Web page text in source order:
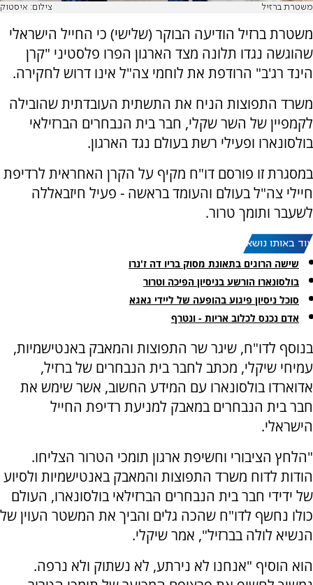
משטרת ברזיל צילום: איסטוק
משטרת ברזיל הודיעה הבוקר (שלישי) כי החייל הישראלי
שהוגשה נגדו תלונה מצד הארגון הפרו פלסטיני "קרן
הינד רג'ב" הרודפת את לוחמי צה"ל אינו דרוש לחקירה.
משרד התפוצות הניח את התשתית העובדתית שהובילה
לקמפיין של השר שקלי, חבר בית הנבחרים הברזילאי
בולסונארו ופעילי רשת בעולם נגד הארגון.
במסגרת זו פורסם דו"ח מקיף על הקרן האחראית לרדיפת
חיילי צה"ל בעולם והעומד בראשה - פעיל חיזבאללה
לשעבר ותומך טרור.
עוד באותו נושא:
שישה הרוגים בתאונת מסוק בריו דה ז'נרו
בולסונארו הורשע בניסיון הפיכה וטרור
סוכל ניסיון פיגוע בהופעה של ליידי גאגא
אדם נכנס לכלוב אריות - ונטרף
בנוסף לדו"ח, שיגר שר התפוצות והמאבק באנטישמיות,
עמיחי שיקלי, מכתב לחבר בית הנבחרים של ברזיל,
אדוארדו בולסונארו עם המידע החשוב, אשר שימש את
חבר בית הנבחרים במאבק למניעת רדיפת החייל
הישראלי.
"הלחץ הציבורי וחשיפת ארגון תומכי הטרור הצליחו.
הודות לדוח משרד התפוצות והמאבק באנטישמיות ולסיוע
של ידידי חבר בית הנבחרים הברזילאי בולסונארו, העולם
כולו נחשף לדו"ח שהכה גלים והביך את המשטר העוין של
הנשיא לולה בברזיל", אמר שיקלי.
הוא הוסיף "אנחנו לא נירתע, לא נשתוק ולא נרפה.